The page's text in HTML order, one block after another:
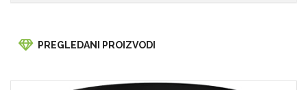
PREGLEDANI PROIZVODI